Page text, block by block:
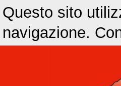
Questo sito
navigazione.